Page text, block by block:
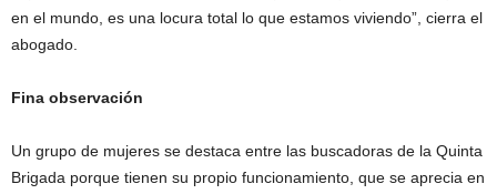
en el mundo, es una locura total lo que estamos viviendo”, cierra el
abogado.
Fina observación
Un grupo de mujeres se destaca entre las buscadoras de la Quinta
Brigada porque tienen su propio funcionamiento, que se aprecia en